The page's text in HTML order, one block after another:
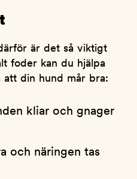
är det så viktigt
foder kan du hjälpa
din hund mår bra:
kliar och gnager
och näringen tas